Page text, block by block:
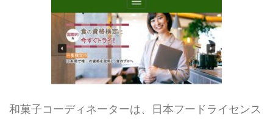
和菓子コーディネーターは、日本フードライセンス